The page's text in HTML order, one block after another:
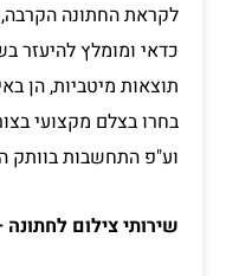
לקראת החתונה
כדאי ומומלץ להיעזר
תוצאות מיטביות, הן
בחרו בצלם מקצועי
וע"פ התחשבות בוותק
שירותי צילום